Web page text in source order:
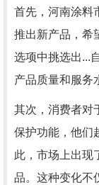
首先，河南涂料
推出新产品，希
选项中挑选出...
产品质量和服务
其次，消费者对
保护功能，他们
此，市场上出现
品。这种变化不